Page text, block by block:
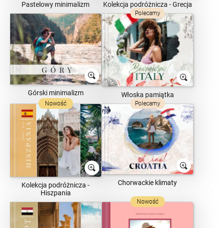
Pastelowy minimalizm Kolekcja podróżnicza - Grecja
Górski minimalizm
Polecamy
Włoska pamiątka
Nowość
Kolekcja podróżnicza -
Hiszpania
Polecamy
Chorwackie klimaty
Nowość